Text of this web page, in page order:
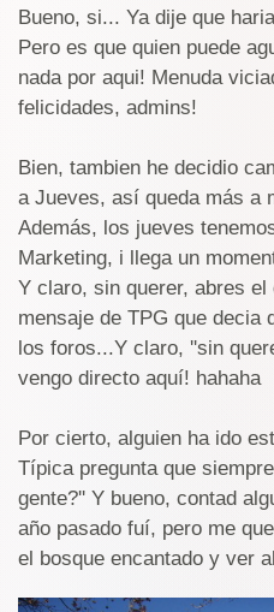
Bueno, si... Ya dije que
Pero es que quien puede
nada por aqui! Menuda
felicidades, admins!
Bien, tambien he decidio
a Jueves, así queda más a
Además, los jueves
Marketing, i llega un
Y claro, sin querer, abres
mensaje de TPG que decia
los foros...Y claro, ''sin
vengo directo aquí! hahaha
Por cierto, alguien ha ido
Típica pregunta que
gente?'' Y bueno, contad
año pasado fuí, pero me
el bosque encantado y ver